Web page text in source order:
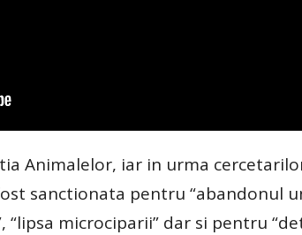
Animalelor, iar in urma
sanctionata pentru “abandonul
microciparii” dar si pentru